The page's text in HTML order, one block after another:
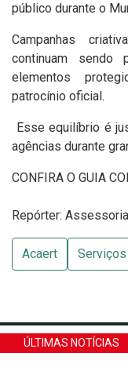
público durante o
Campanhas
continuam sendo
elementos
patrocínio oficial.
Esse equilíbrio é
agências durante
CONFIRA O GUIA
Repórter:
Acaert Serviços
ÚLTIMAS NOTÍCIAS